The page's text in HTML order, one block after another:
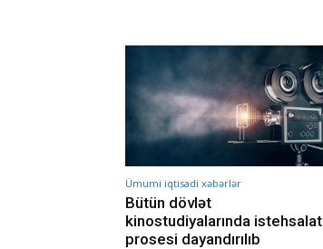
Ümumi iqtisadi xəbərlər
Bütün dövlət
kinostudiyalarında istehsalat
prosesi dayandırılıb